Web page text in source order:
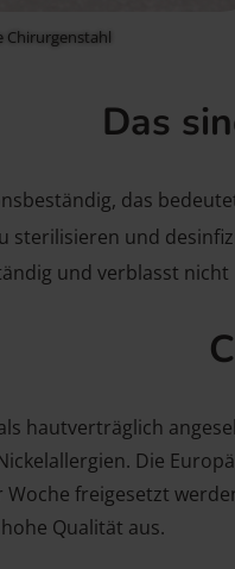
Chirurgenstahl
Das
das
sterilisieren und
und verblasst nicht
hautverträglich
Die
freigesetzt
Qualität aus.